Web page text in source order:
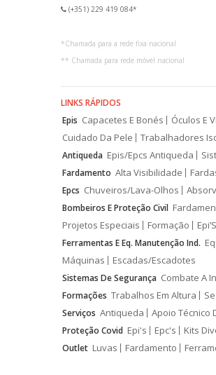
(+351) 229 419 084*
*Chamada para a rede fixa nacional
** Chamada para rede móvel nacional
LINKS RÁPIDOS
Epis Capacetes E Bonés Óculos E
Cuidado Da Pele
Trabalhadores
Antiqueda Epis/Epcs Antiqueda
Fardamento Alta Visibilidade
Epcs Chuveiros/Lava-Olhos
Bombeiros E Proteção Civil
Projetos Especiais
Formação
Ferramentas E Eq. Manutenção Ind.
Máquinas
Escadas/Escadotes
Sistemas De Segurança Combate A
Formações Trabalhos Em Altura
Serviços Antiqueda Apoio Técnico
Proteção Covid Epi's Epc's Kits
Outlet Luvas Fardamento